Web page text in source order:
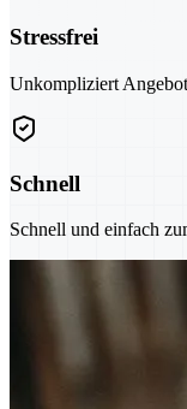
Stressfrei
Unkompliziert
Schnell
Schnell und einfach